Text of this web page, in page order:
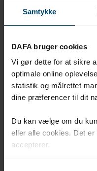
Samtykke
DAFA bruger cookies
Vi gør dette for at sikre
optimale online
statistik og målrettet
dine præferencer til dit
Du kan vælge om du
eller alle cookies. Det
accepterer.
dine
er selvstændigt
Vi bruger også interne
at begrænse
identificerbare
Opbevaring
end formålet kræver
genstanden for
specifikke produkter
ansat hos en af vores